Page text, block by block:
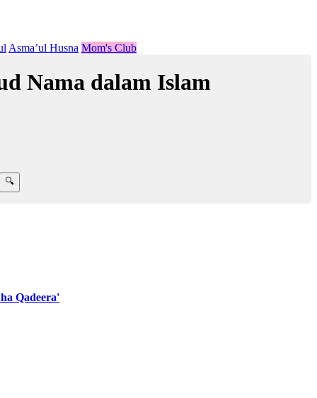
Asma’ul Husna Mom's Club
Nama dalam Islam
Qadeera'